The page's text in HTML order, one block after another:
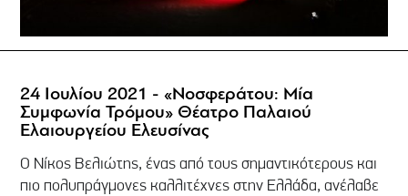
24 Ιουλίου 2021 - «Νοσφεράτου: Μία
Συμφωνία Τρόμου» Θέατρο Παλαιού
Ελαιουργείου Ελευσίνας
Ο Νίκος Βελιώτης, ένας από τους σημαντικότερους και
πιο πολυπράγμονες καλλιτέχνες στην Ελλάδα, ανέλαβε